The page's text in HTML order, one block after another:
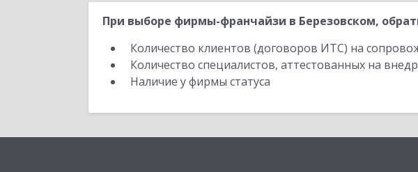
При выборе фирмы-франчайзи в Березовском,
Количество клиентов (договоров ИТС) на
Количество специалистов, аттестованных на
Наличие у фирмы статуса